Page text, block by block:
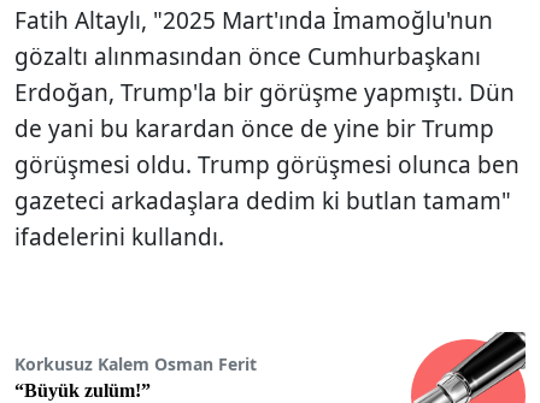
Fatih Altaylı, "2025 Mart'ında İmamoğlu'nun
gözaltı alınmasından önce Cumhurbaşkanı
Erdoğan, Trump'la bir görüşme yapmıştı. Dün
de yani bu karardan önce de yine bir Trump
görüşmesi oldu. Trump görüşmesi olunca ben
gazeteci arkadaşlara dedim ki butlan tamam"
ifadelerini kullandı.
Korkusuz Kalem Osman Ferit
“Büyük zulüm!”